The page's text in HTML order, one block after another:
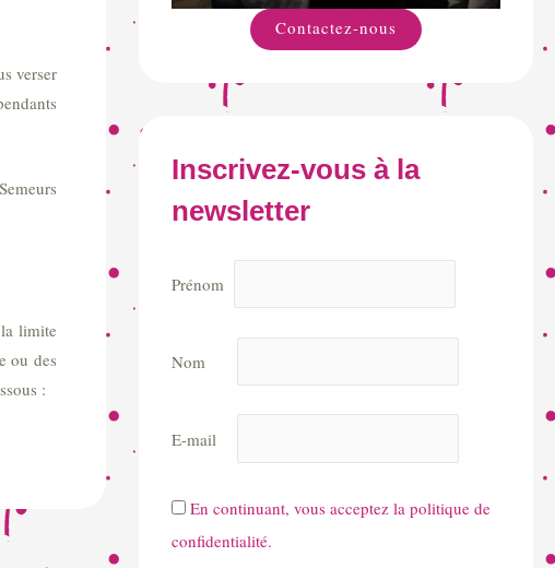
verser
limite
ou des
:
Contactez-nous
Inscrivez-vous à la
newsletter
Prénom
Nom
E-mail
En continuant, vous acceptez la politique de
confidentialité.